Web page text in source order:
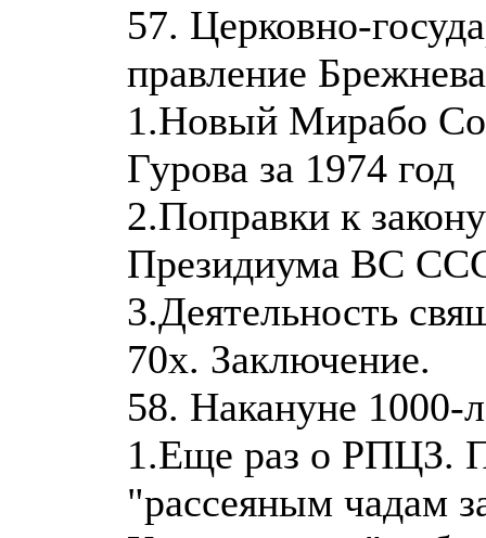
57. Церковно-
правление
1.Новый Мирабо
Гурова за 1974 год
2.Поправки к
Президиума ВС
3.Деятельность
70х. Заключение.
58. Накануне 1000-
1.Еще раз о РПЦЗ.
"рассеяным чадам